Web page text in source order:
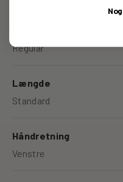
Regular
Længde
Standard
Håndretning
Venstre